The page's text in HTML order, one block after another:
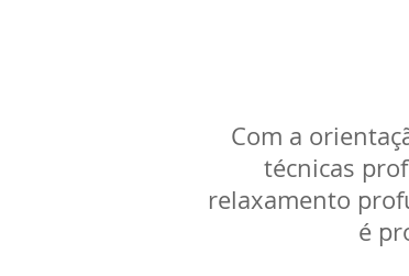
Com a
técnicas
relaxamento
é